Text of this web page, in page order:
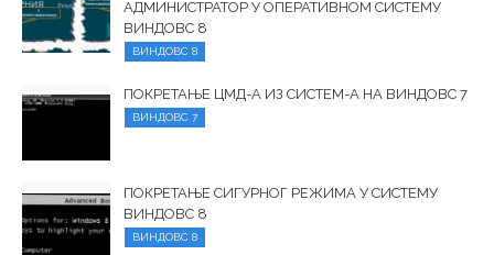
АДМИНИСТРАТОР У ОПЕРАТИВНОМ СИСТЕМУ
ВИНДОВС 8
ВИНДОВС 8
ПОКРЕТАЊЕ ЦМД-А ИЗ СИСТЕМ-А НА ВИНДОВС 7
ВИНДОВС 7
ПОКРЕТАЊЕ СИГУРНОГ РЕЖИМА У СИСТЕМУ
ВИНДОВС 8
ВИНДОВС 8